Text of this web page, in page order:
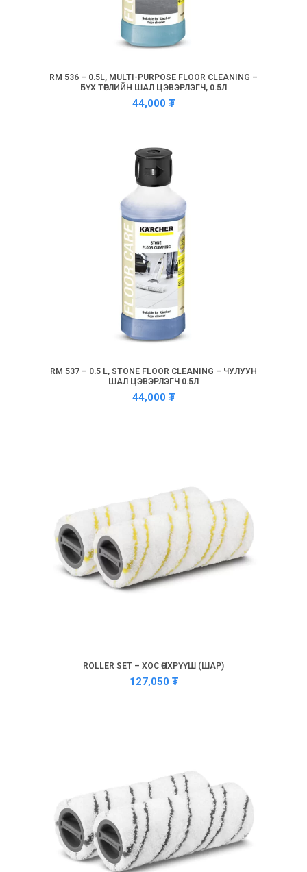
RM 536 – 0.5L, MULTI-PURPOSE FLOOR CLEANING –
БҮХ ТӨРЛИЙН ШАЛ ЦЭВЭРЛЭГЧ, 0.5Л
44,000 ₮
RM 537 – 0.5 L, STONE FLOOR CLEANING – ЧУЛУУН
ШАЛ ЦЭВЭРЛЭГЧ 0.5Л
44,000 ₮
ROLLER SET – ХОС ӨНХРҮҮШ (ШАР)
127,050 ₮